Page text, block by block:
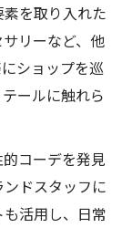
を取り入れた
リーなど、他
ショップを巡
ールに触れら
コーデを発見
ドスタッフに
活用し、日常